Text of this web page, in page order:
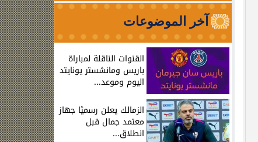
آخر الموضوعات
القنوات الناقلة لمباراة
باريس ومانشستر يونايتد
اليوم وموعد...
الزمالك يعلن رسميًا جهاز
معتمد جمال قبل
انطلاق...